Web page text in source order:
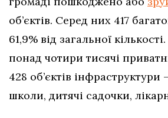
об’єктів. Серед них 417
61,9% від загальної
понад чотири тисячі
428 об’єктів
школи, дитячі садочки,